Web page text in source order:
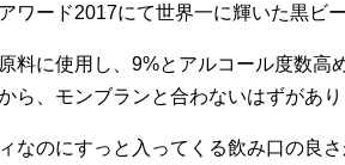
ワード2017にて世界一に輝いた黒ビ
料に使用し、9%とアルコール度数高
ら、モンブランと合わないはずがあ
なのにすっと入ってくる飲み口の良